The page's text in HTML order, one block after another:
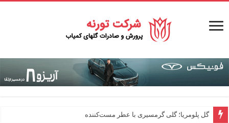
گل پلومریا؛ گلی گرمسیری با عطر مست‌کننده